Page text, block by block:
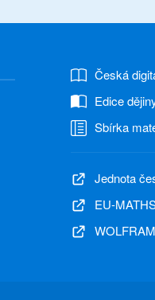
Česká
Edice
Sbírka
Jednota
EU-